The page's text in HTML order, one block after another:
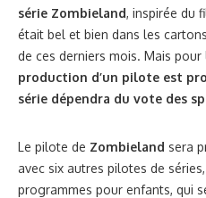
série Zombieland, inspirée du
était bel et bien dans les
de ces derniers mois. Mais pour
production d’un pilote est
série dépendra du vote des
Le pilote de Zombieland sera
avec six autres pilotes de
programmes pour enfants, qui